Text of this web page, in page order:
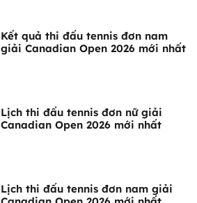
Kết quả thi đấu tennis đơn nam
giải Canadian Open 2026 mới nhất
Lịch thi đấu tennis đơn nữ giải
Canadian Open 2026 mới nhất
Lịch thi đấu tennis đơn nam giải